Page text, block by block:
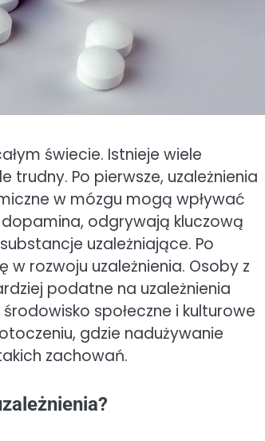
świecie. Istnieje wiele
trudny. Po pierwsze, uzależnienia
w mózgu mogą wpływać
dopamina, odgrywają kluczową
uzależniające. Po
rozwoju uzależnienia. Osoby z
podatne na uzależnienia
społeczne i kulturowe
gdzie nadużywanie
zachowań.